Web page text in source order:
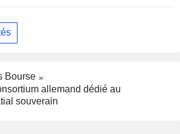
Bourse
allemand dédié au
souverain